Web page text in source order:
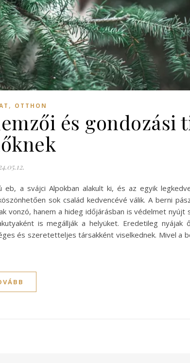
, OTTHON
és gondozási
a svájci Alpokban alakult ki, és az egyik
sok család kedvencévé válik. A berni
vonzó, hanem a hideg időjárásban is védelmet nyújt
is megállják a helyüket. Eredetileg
és szeretetteljes társakként viselkednek. Mivel a